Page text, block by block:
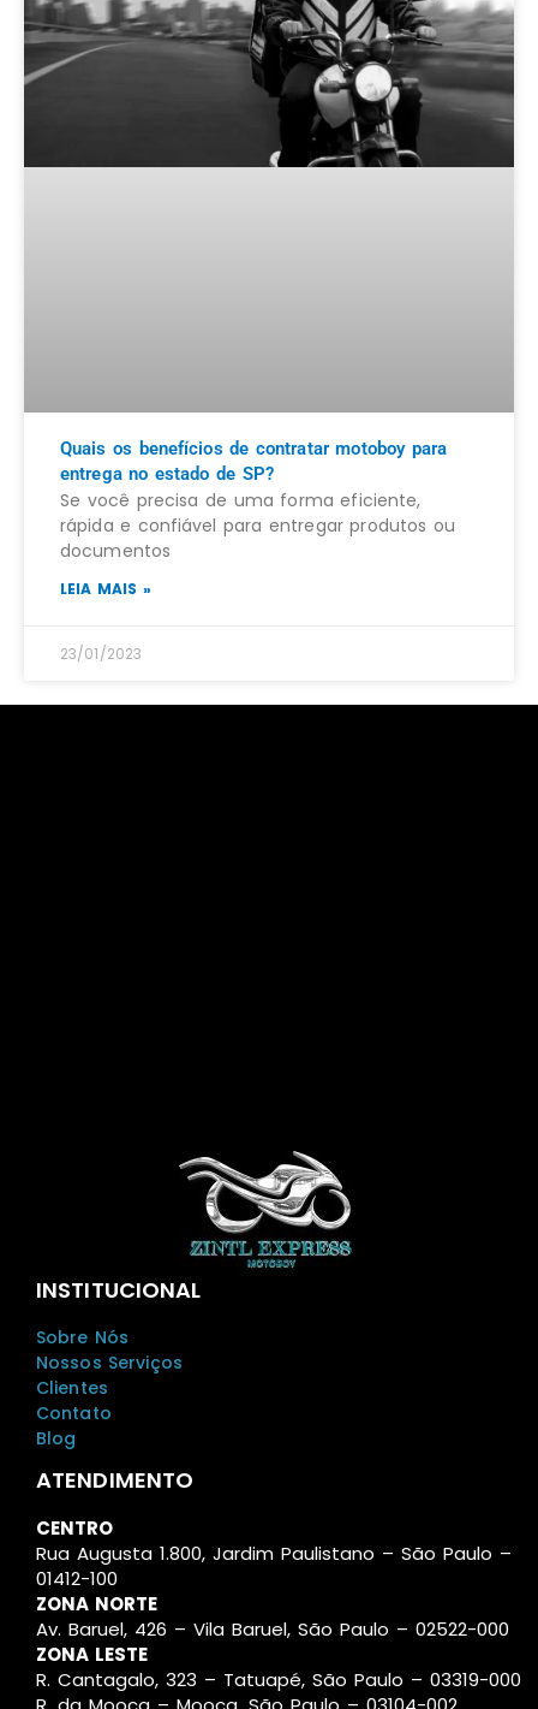
Quais os benefícios de contratar motoboy para
entrega no estado de SP?
Se você precisa de uma forma eficiente,
rápida e confiável para entregar produtos ou
documentos
LEIA MAIS »
23/01/2023
INSTITUCIONAL
Sobre Nós
Nossos Serviços
Clientes
Contato
Blog
ATENDIMENTO
CENTRO
Rua Augusta 1.800, Jardim Paulistano – São Paulo –
01412-100
ZONA NORTE
Av. Baruel, 426 – Vila Baruel, São Paulo – 02522-000
ZONA LESTE
R. Cantagalo, 323 – Tatuapé, São Paulo – 03319-000